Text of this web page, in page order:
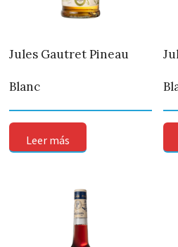
Jules Gautret Pineau
Blanc
Leer más